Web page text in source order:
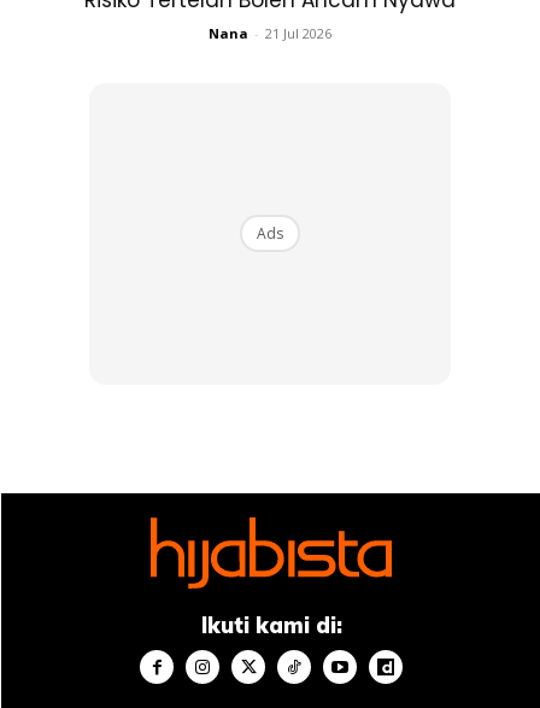
5. Kulit Makin Berminyak
Nana - 21 Jul 2026
Ads
Ikuti kami di: